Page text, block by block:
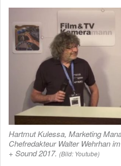
Hartmut Kulessa, Marketing
Chefredakteur Walter Wehrhan
+ Sound 2017. (Bild: Youtube)